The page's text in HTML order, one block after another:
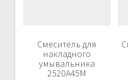
Смеситель для
накладного
умывальника
2520A45M